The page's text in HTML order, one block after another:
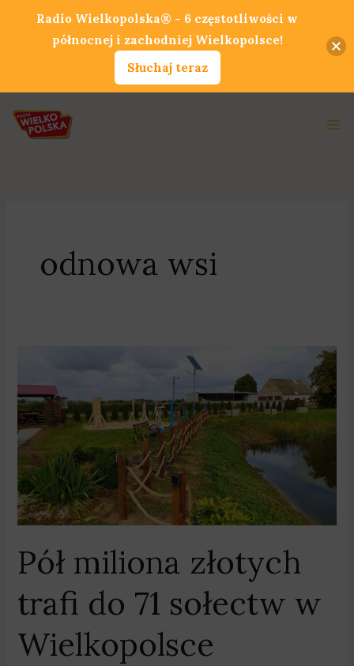
odnowa wsi
Pół miliona złotych
trafi do 71 sołectw w
Wielkopolsce
złotych
trafi
do
sołectw
w
Wielkopolsce
Radio Wielkopolska® - 6 częstotliwości w
północnej i zachodniej Wielkopolsce!
Słuchaj teraz